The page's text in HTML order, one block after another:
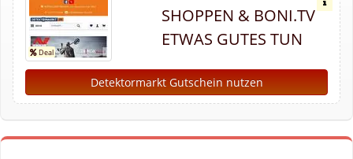
SHOPPEN & BONI.TV
ETWAS GUTES TUN
Detektormarkt Gutschein nutzen